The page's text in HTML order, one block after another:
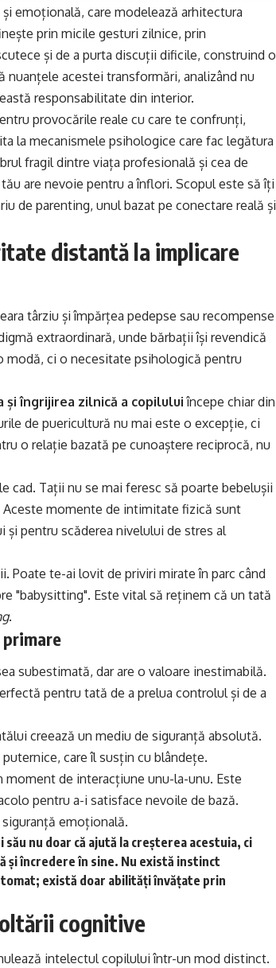
emoțională, care modelează arhitectura
prin micile gesturi zilnice, prin
și de a purta discuții dificile, construind o
acestei transformări, analizând nu
responsabilitate din interior.
provocările reale cu care te confrunți,
la mecanismele psihologice care fac legătura
fragil dintre viața profesională și cea de
are nevoie pentru a înflori. Scopul este să îți
de parenting, unul bazat pe conectare reală și
distantă la implicare
târziu și împărțea pedepse sau recompense
extraordinară, unde bărbații își revendică
modă, ci o necesitate psihologică pentru
îngrijirea zilnică a copiluluiîncepe chiar din
de puericultură nu mai este o excepție, ci
o relație bazată pe cunoaștere reciprocă, nu
cad. Tații nu se mai feresc să poarte bebelușii
Aceste momente de intimitate fizică sunt
și pentru scăderea nivelului de stres al
Poate te-ai lovit de priviri mirate în parc când
"babysitting". Este vital să reținem că un tată
.
subestimată, dar are o valoare inestimabilă.
pentru tată de a prelua controlul și de a
creează un mediu de siguranță absolută.
care îl susțin cu blândețe.
moment de interacțiune unu-la-unu. Este
pentru a-i satisface nevoile de bază.
emoțională.
nu doar că ajută la creșterea acestuia, ci
încredere în sine. Nu există instinct
există doar abilități învățate prin
cognitive
intelectul copilului într-un mod distinct.